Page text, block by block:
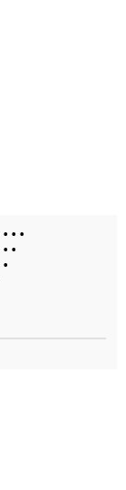
• • •
• •
•